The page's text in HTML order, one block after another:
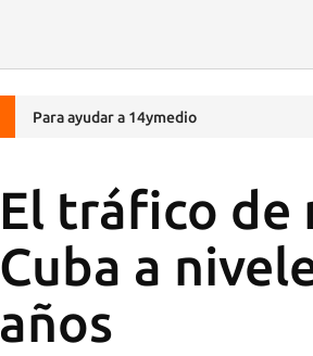
Para ayudar a 14ymedio
El tráfico de
Cuba a
años